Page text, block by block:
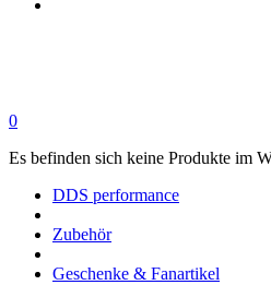
0
Es befinden sich keine Produkte im
DDS performance
Zubehör
Geschenke & Fanartikel